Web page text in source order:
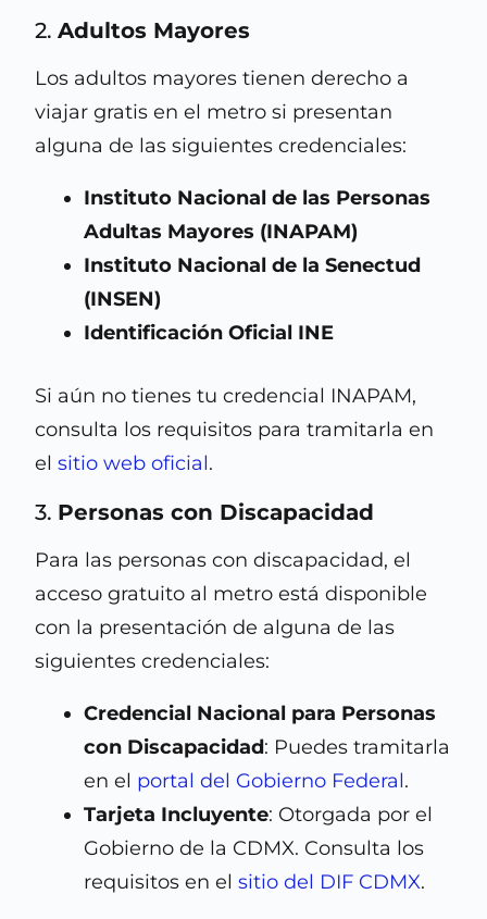
2.Adultos Mayores
Los adultos mayores tienen derecho a
viajar gratis en el metro si presentan
alguna de las siguientes credenciales:
Instituto Nacional de las Personas
Adultas Mayores (INAPAM)
Instituto Nacional de la Senectud
(INSEN)
Identificación Oficial INE
Si aún no tienes tu credencial INAPAM,
consulta los requisitos para tramitarla en
elsitio web oficial.
3. Personas con Discapacidad
Para las personas con discapacidad, el
acceso gratuito al metro está disponible
con la presentación de alguna de las
siguientes credenciales:
Credencial Nacional para Personas
con Discapacidad: Puedes tramitarla
en el portal del Gobierno Federal.
Tarjeta Incluyente: Otorgada por el
Gobierno de la CDMX. Consulta los
requisitos en elsitio del DIF CDMX.